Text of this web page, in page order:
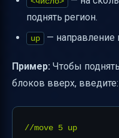
поднять регион.
up — направление
Пример: Чтобы
блоков вверх, введите: